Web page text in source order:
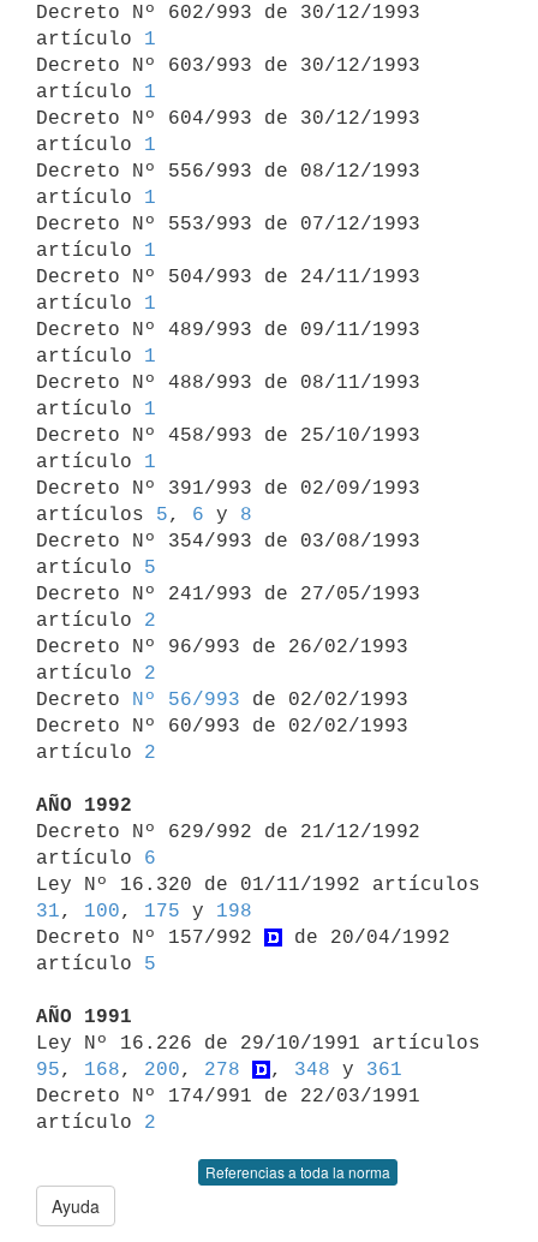
Decreto Nº 602/993 de 30/12/1993
artículo 1
Decreto Nº 603/993 de 30/12/1993
artículo 1
Decreto Nº 604/993 de 30/12/1993
artículo 1
Decreto Nº 556/993 de 08/12/1993
artículo 1
Decreto Nº 553/993 de 07/12/1993
artículo 1
Decreto Nº 504/993 de 24/11/1993
artículo 1
Decreto Nº 489/993 de 09/11/1993
artículo 1
Decreto Nº 488/993 de 08/11/1993
artículo 1
Decreto Nº 458/993 de 25/10/1993
artículo 1
Decreto Nº 391/993 de 02/09/1993
artículos 5, 6 y 8
Decreto Nº 354/993 de 03/08/1993
artículo 5
Decreto Nº 241/993 de 27/05/1993
artículo 2
Decreto Nº 96/993 de 26/02/1993
artículo 2
Decreto
Nº 56/993 de 02/02/1993
Decreto Nº 60/993 de 02/02/1993
artículo 2
AÑO 1992
Decreto Nº 629/992 de 21/12/1992
artículo 6
31, 100, 175 y 198
Decreto Nº 157/992
de 20/04/1992
artículo 5
AÑO 1991
95, 168, 200, 278 , 348 y 361
Decreto Nº 174/991 de 22/03/1991
artículo 2
Referencias a toda la norma
Ayuda